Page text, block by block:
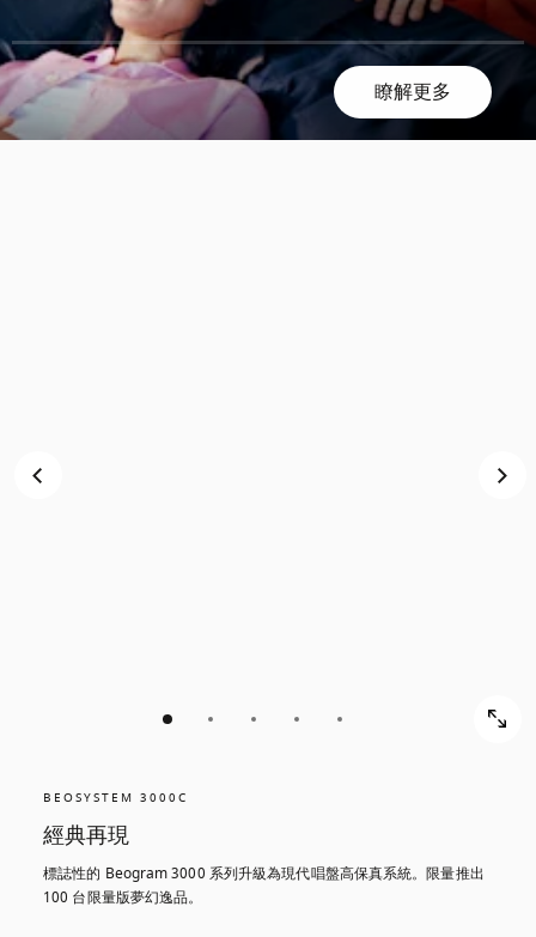
瞭解更多
BEOSYSTEM 3000C
經典再現
標誌性的 Beogram 3000 系列升級為現代唱盤高保真系統。限量推出
100 台限量版夢幻逸品。